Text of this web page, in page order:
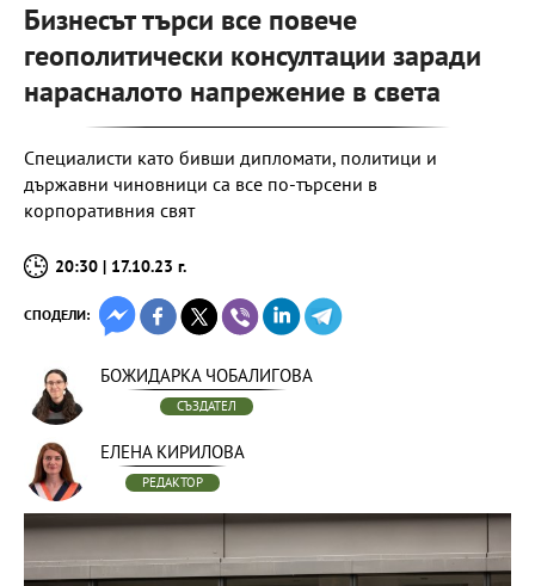
Бизнесът търси все повече
геополитически консултации заради
нарасналото напрежение в света
Специалисти като бивши дипломати, политици и
държавни чиновници са все по-търсени в
корпоративния свят
20:30 | 17.10.23 г.
СПОДЕЛИ:
БОЖИДАРКА ЧОБАЛИГОВА
СЪЗДАТЕЛ
ЕЛЕНА КИРИЛОВА
РЕДАКТОР